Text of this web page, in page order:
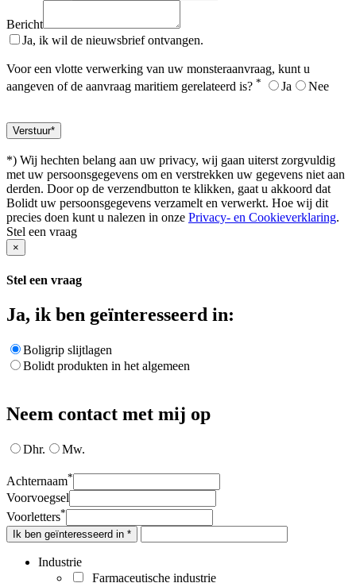
Bericht
Ja, ik wil de nieuwsbrief ontvangen.
Voor een vlotte verwerking van uw monsteraanvraag, kunt u
aangeven of de aanvraag maritiem gerelateerd is? * Ja Nee
*) Wij hechten belang aan uw privacy, wij gaan uiterst zorgvuldig
met uw persoonsgegevens om en verstrekken uw gegevens niet aan
derden. Door op de verzendbutton te klikken, gaat u akkoord dat
Bolidt uw persoonsgegevens verzamelt en verwerkt. Hoe wij dit
precies doen kunt u nalezen in onze Privacy- en Cookieverklaring.
Stel een vraag
×
Stel een vraag
Ja, ik ben geïnteresseerd in:
Boligrip slijtlagen
Bolidt produkten in het algemeen
Neem contact met mij op
Dhr. Mw.
Achternaam*
Voorvoegsel
Voorletters*
Ik ben geïnteresseerd in *
Industrie
Farmaceutische industrie